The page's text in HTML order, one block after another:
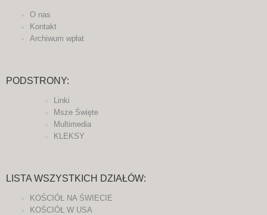
O nas
Kontakt
Archiwum wpłat
PODSTRONY:
Linki
Msze Święte
Multimedia
KLEKSY
LISTA WSZYSTKICH DZIAŁÓW:
KOŚCIÓŁ NA ŚWIECIE
KOŚCIÓŁ W USA